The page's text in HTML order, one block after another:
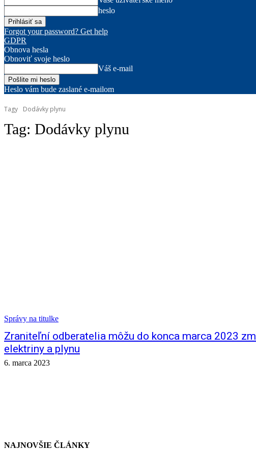
heslo
Forgot your password? Get help
GDPR
Obnova hesla
Obnoviť svoje heslo
Váš e-mail
Heslo vám bude zaslané e-mailom
Tagy Dodávky plynu
Tag: Dodávky plynu
Správy na titulke
Zraniteľní odberatelia môžu do konca marca 2023
elektriny a plynu
6. marca 2023
NAJNOVŠIE ČLÁNKY